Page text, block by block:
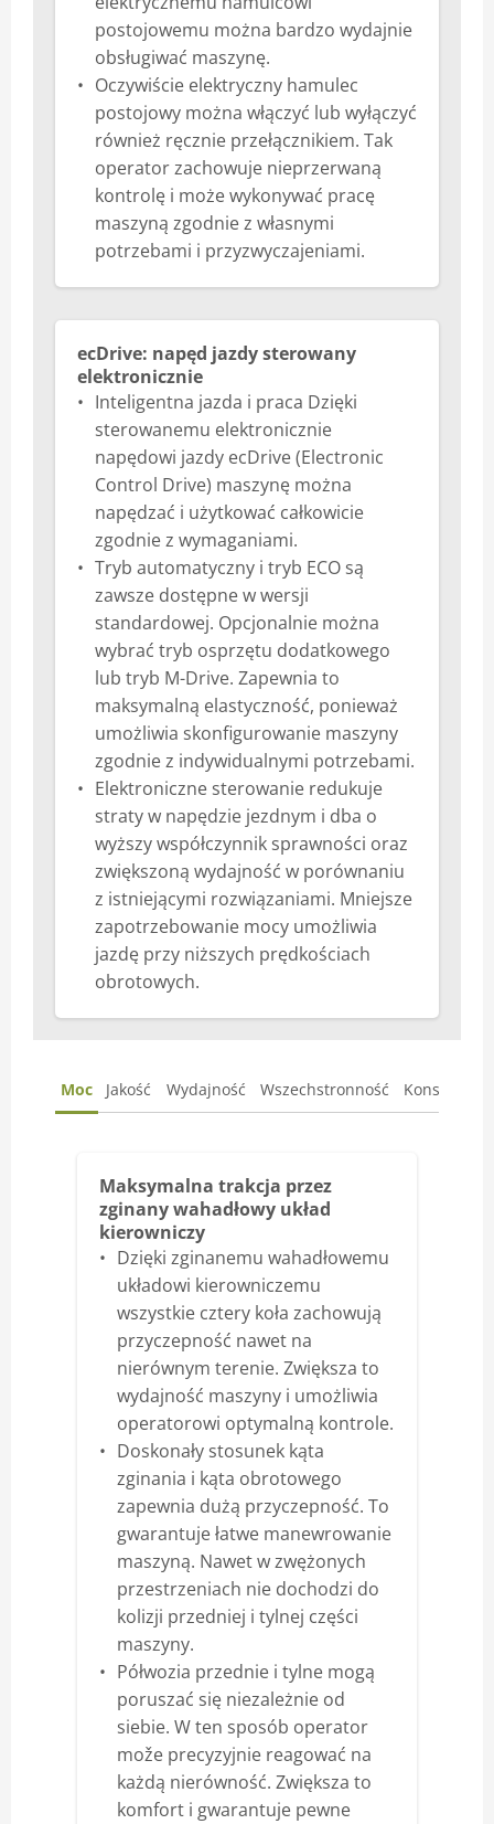
postojowemu można bardzo wydajnie
obsługiwać maszynę.
Oczywiście elektryczny hamulec
postojowy można włączyć lub wyłączyć
również ręcznie przełącznikiem. Tak
operator zachowuje nieprzerwaną
kontrolę i może wykonywać pracę
maszyną zgodnie z własnymi
potrzebami i przyzwyczajeniami.
ecDrive: napęd jazdy sterowany
elektronicznie
Inteligentna jazda i praca Dzięki
sterowanemu elektronicznie
napędowi jazdy ecDrive (Electronic
Control Drive) maszynę można
napędzać i użytkować całkowicie
zgodnie z wymaganiami.
Tryb automatyczny i tryb ECO są
zawsze dostępne w wersji
standardowej. Opcjonalnie można
wybrać tryb osprzętu dodatkowego
lub tryb M-Drive. Zapewnia to
maksymalną elastyczność, ponieważ
umożliwia skonfigurowanie maszyny
zgodnie z indywidualnymi potrzebami.
Elektroniczne sterowanie redukuje
straty w napędzie jezdnym i dba o
wyższy współczynnik sprawności oraz
zwiększoną wydajność w porównaniu
z istniejącymi rozwiązaniami. Mniejsze
zapotrzebowanie mocy umożliwia
jazdę przy niższych prędkościach
obrotowych.
Moc Jakość Wydajność Wszechstronność
Maksymalna trakcja przez
zginany wahadłowy układ
kierowniczy
Dzięki zginanemu wahadłowemu
układowi kierowniczemu
wszystkie cztery koła zachowują
przyczepność nawet na
nierównym terenie. Zwiększa to
wydajność maszyny i umożliwia
operatorowi optymalną kontrole.
Doskonały stosunek kąta
zginania i kąta obrotowego
zapewnia dużą przyczepność. To
gwarantuje łatwe manewrowanie
maszyną. Nawet w zwężonych
przestrzeniach nie dochodzi do
kolizji przedniej i tylnej części
maszyny.
Półwozia przednie i tylne mogą
poruszać się niezależnie od
siebie. W ten sposób operator
može precyzyjnie reagować na
każdą nierówność. Zwiększa to
komfort i gwarantuje pewne